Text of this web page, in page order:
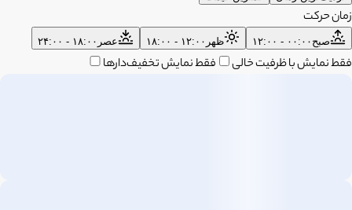
زمان حرکت
صبح ۰۰:۰۰ - ۱۲:۰۰ ظهر ۱۲:۰۰ - ۱۸:۰۰ عصر ۱۸:۰۰ - ۲۴:۰۰
فقط نمایش با ظرفیت خالی فقط نمایش تخفیف‌دارها